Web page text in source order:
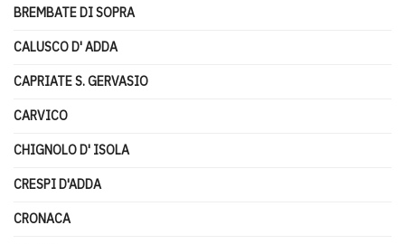
BREMBATE DI SOPRA
CALUSCO D' ADDA
CAPRIATE S. GERVASIO
CARVICO
CHIGNOLO D' ISOLA
CRESPI D'ADDA
CRONACA